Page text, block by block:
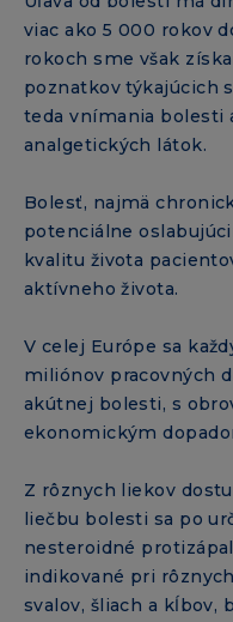
viac ako 5 000 rokov
rokoch sme však
poznatkov týkajúcich
teda vnímania bolesti
analgetických látok.
Bolesť, najmä
potenciálne
kvalitu života
aktívneho života.
V celej Európe sa
miliónov pracovných
akútnej bolesti, s
ekonomickým
Z rôznych liekov
liečbu bolesti sa po
nesteroidné
indikované pri
svalov, šliach a kĺbov,